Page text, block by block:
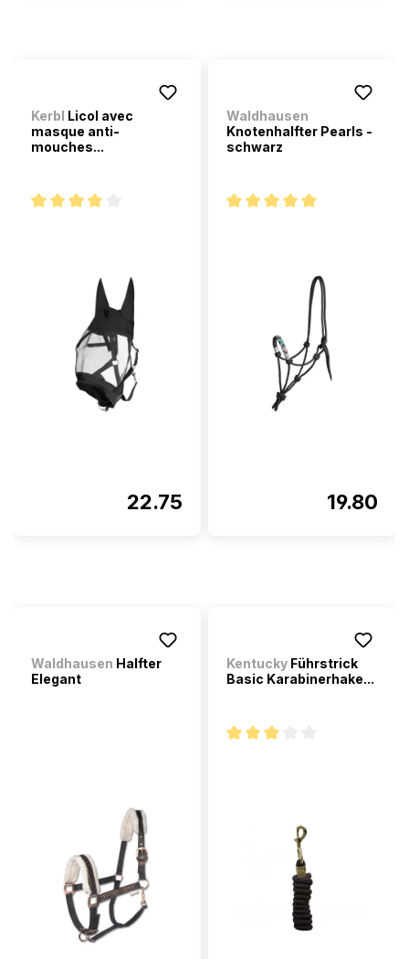
Kerbl Licol avec
masque anti-
mouches...
22.75
Waldhausen
Knotenhalfter Pearls -
schwarz
19.80
Waldhausen Halfter
Elegant
Kentucky Führstrick
Basic Karabinerhake...